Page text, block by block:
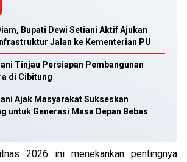
Bupati Dewi Setiani Aktif Ajukan
Jalan ke Kementerian PU
Tinjau Persiapan Pembangunan
di Cibitung
Ajak Masyarakat Sukseskan
untuk Generasi Masa Depan Bebas
2026 ini menekankan pentingnya